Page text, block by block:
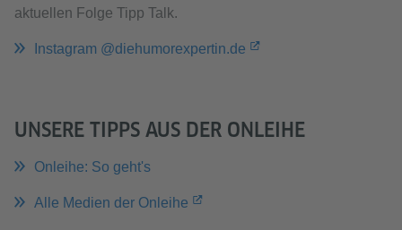
aktuellen Folge Tipp Talk.
Instagram @diehumorexpertin.de
UNSERE TIPPS AUS DER ONLEIHE
Onleihe: So geht's
Alle Medien der Onleihe